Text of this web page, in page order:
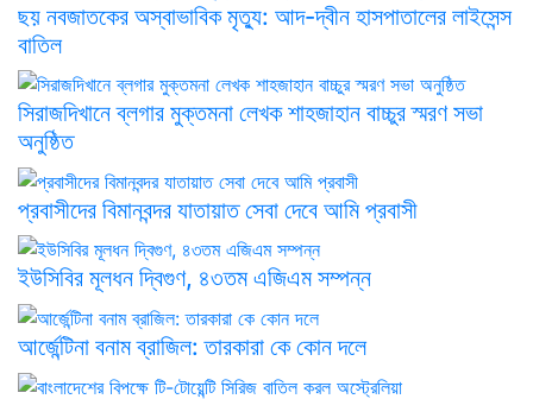
ছয় নবজাতকের অস্বাভাবিক মৃত্যু: আদ-দ্বীন হাসপাতালের লাইসেন্স
বাতিল
সিরাজদিখানে ব্লগার মুক্তমনা লেখক শাহজাহান বাচ্চুর স্মরণ সভা
অনুষ্ঠিত
প্রবাসীদের বিমানবন্দর যাতায়াত সেবা দেবে আমি প্রবাসী
ইউসিবির মূলধন দ্বিগুণ, ৪৩তম এজিএম সম্পন্ন
আর্জেন্টিনা বনাম ব্রাজিল: তারকারা কে কোন দলে